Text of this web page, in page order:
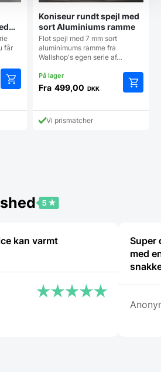
får
Koniseur rundt spejl med
sort Aluminiums ramme
Flot spejl med 7 mm sort
aluminimums ramme fra
Wallshop's egen serie af…
Fra 499,00 DKK
vare
Vi prismatcher
kan varmt
Super
med